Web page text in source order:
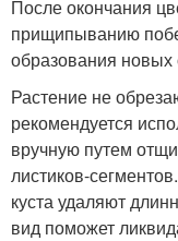
После окончания
прищипыванию
образования новых
Растение не
рекомендуется
вручную путем
листиков-
куста удаляют
вид поможет